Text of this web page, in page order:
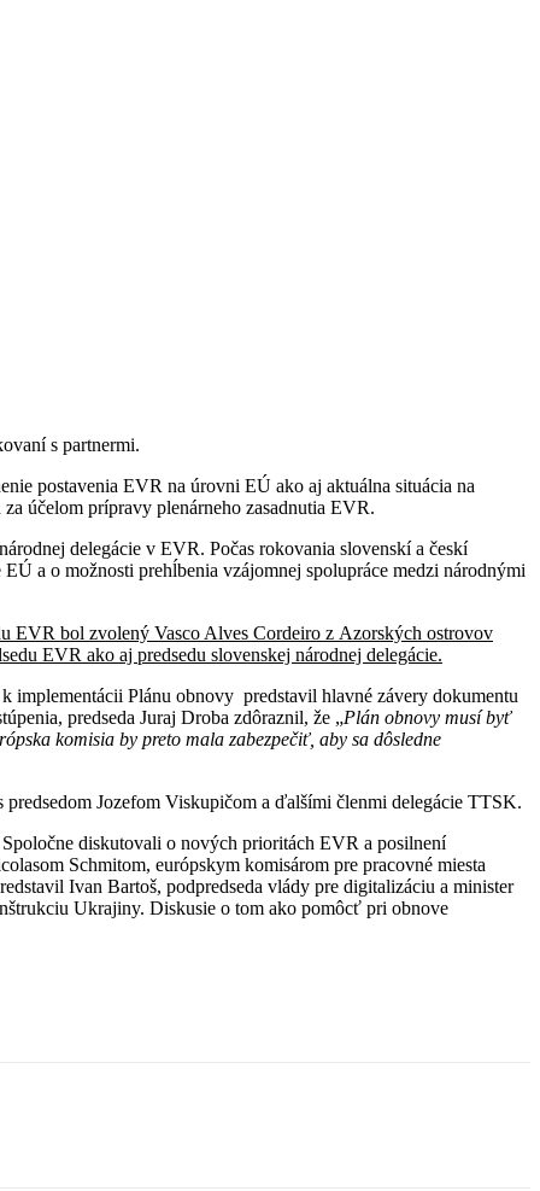
s partnermi.
postavenia EVR na úrovni EÚ ako aj aktuálna situácia na
účelom prípravy plenárneho zasadnutia EVR.
delegácie v EVR. Počas rokovania slovenskí a českí
a o možnosti prehĺbenia vzájomnej spolupráce medzi národnými
EVR bol zvolený Vasco Alves Cordeiro z Azorských ostrovov
EVR ako aj predsedu slovenskej národnej delegácie.
implementácii Plánu obnovy predstavil hlavné závery dokumentu
predseda Juraj Droba zdôraznil, že „Plán obnovy musí byť
komisia by preto mala zabezpečiť, aby sa dôsledne
Jozefom Viskupičom a ďalšími členmi delegácie TTSK.
diskutovali o nových prioritách EVR a posilnení
Schmitom, európskym komisárom pre pracovné miesta
Ivan Bartoš, podpredseda vlády pre digitalizáciu a minister
Ukrajiny. Diskusie o tom ako pomôcť pri obnove